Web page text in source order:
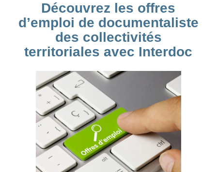
Découvrez les offres
d’emploi de documentaliste
des collectivités
territoriales avec Interdoc